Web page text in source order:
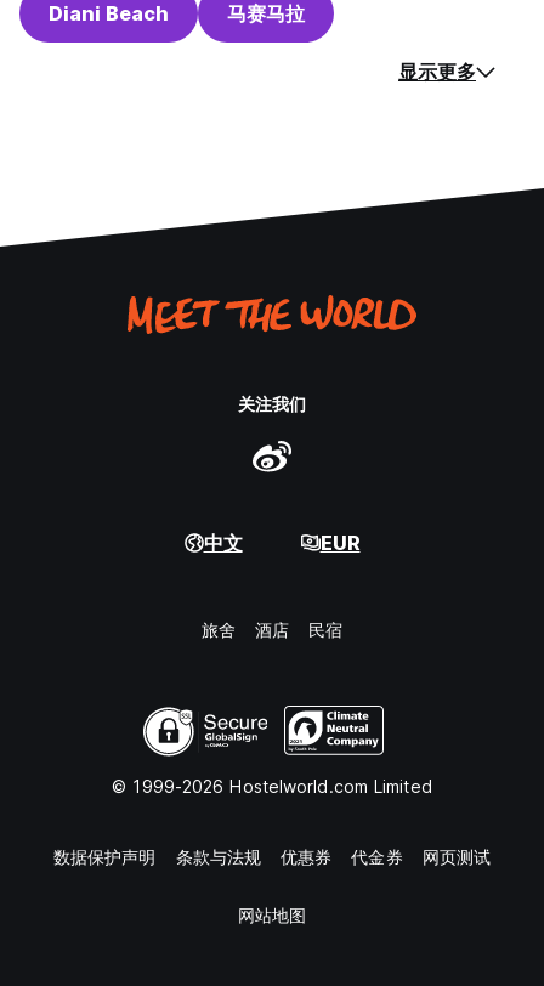
Diani Beach 马赛马拉
显示更多
关注我们
中文 EUR
旅舍 酒店 民宿
© 1999-2026 Hostelworld.com Limited
数据保护声明 条款与法规 优惠券 代金券 网页测试
网站地图